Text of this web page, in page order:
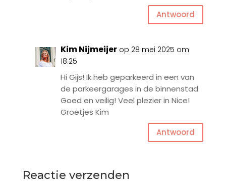
Antwoord
Kim Nijmeijer op 28 mei 2025 om
18:25
Hi Gijs! Ik heb geparkeerd in een van
de parkeergarages in de binnenstad.
Goed en veilig! Veel plezier in Nice!
Groetjes Kim
Antwoord
Reactie verzenden